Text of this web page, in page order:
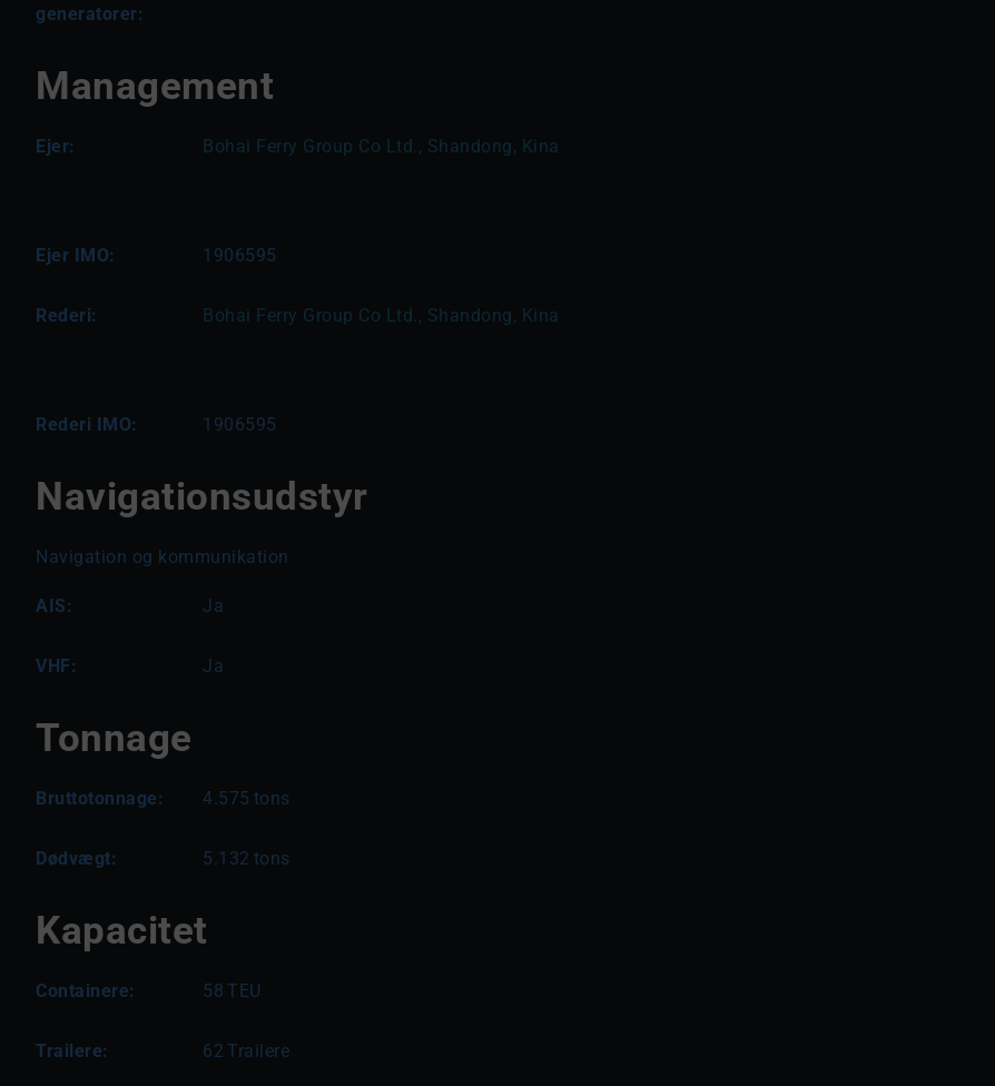
generatorer:
Management
Ejer: Bohai Ferry Group Co Ltd., Shandong, Kina
Ejer IMO: 1906595
Rederi: Bohai Ferry Group Co Ltd., Shandong, Kina
Rederi IMO: 1906595
Navigationsudstyr
Navigation og kommunikation
AIS: Ja
VHF: Ja
Tonnage
Bruttotonnage: 4.575 tons
Dødvægt: 5.132 tons
Kapacitet
Containere: 58 TEU
Trailere: 62 Trailere